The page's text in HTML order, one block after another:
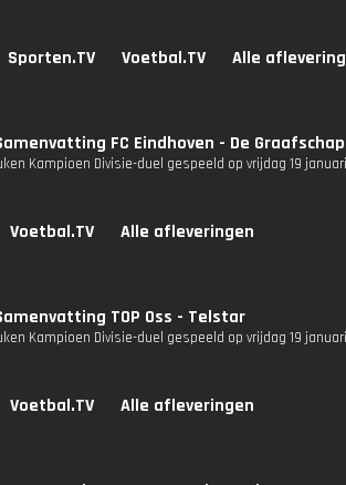
Sporten.TV Voetbal.TV Alle
FC Eindhoven - De Graafschap
Kampioen Divisie-duel gespeeld op vrijdag 19
Voetbal.TV Alle afleveringen
TOP Oss - Telstar
Kampioen Divisie-duel gespeeld op vrijdag 19
Voetbal.TV Alle afleveringen